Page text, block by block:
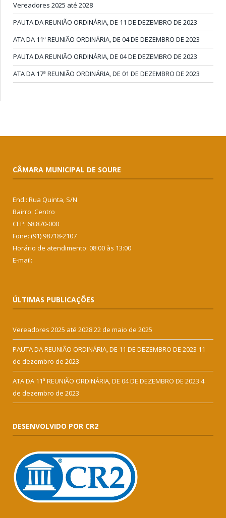
Vereadores 2025 até 2028
PAUTA DA REUNIÃO ORDINÁRIA, DE 11 DE DEZEMBRO DE 2023
ATA DA 11ª REUNIÃO ORDINÁRIA, DE 04 DE DEZEMBRO DE 2023
PAUTA DA REUNIÃO ORDINÁRIA, DE 04 DE DEZEMBRO DE 2023
ATA DA 17ª REUNIÃO ORDINÁRIA, DE 01 DE DEZEMBRO DE 2023
CÂMARA MUNICIPAL DE SOURE
End.: Rua Quinta, S/N
Bairro: Centro
CEP: 68.870-000
Fone: (91) 98718-2107
Horário de atendimento: 08:00 às 13:00
E-mail:
ÚLTIMAS PUBLICAÇÕES
Vereadores 2025 até 202822 de maio de 2025
PAUTA DA REUNIÃO ORDINÁRIA, DE 11 DE DEZEMBRO DE 2023 11
de dezembro de 2023
ATA DA 11ª REUNIÃO ORDINÁRIA, DE 04 DE DEZEMBRO DE 2023 4
de dezembro de 2023
DESENVOLVIDO POR CR2